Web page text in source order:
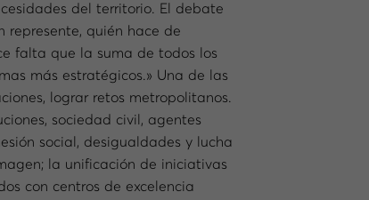
del territorio. El debate
represente, quién hace de
falta que la suma de todos los
más estratégicos.» Una de las
lograr retos metropolitanos.
sociedad civil, agentes
social, desigualdades y lucha
la unificación de iniciativas
con centros de excelencia